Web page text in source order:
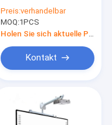
Whiteboard für
Schulen 78 Zoll
Preis:verhandelbar
MOQ:1PCS
Kontakt